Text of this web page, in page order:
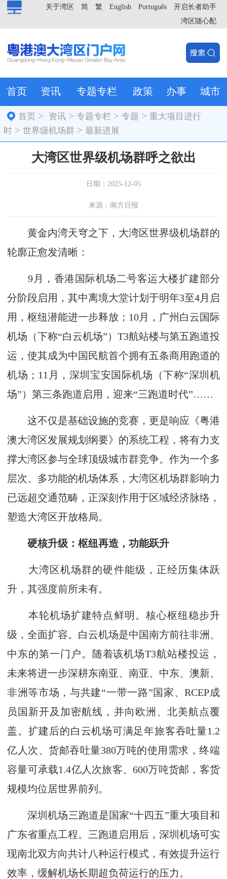
开启长者助手
Português
English
繁
简
关于湾区
湾区随心配
首页 资讯 专题专栏 政策 办事 城市
首页 > 资讯 >专题专栏 >专题 >重大项目进行
时 > 世界级机场群 > 最新进展
大湾区世界级机场群呼之欲出
日期：2025-12-05
来源：南方日报
黄金内湾天穹之下，大湾区世界级机场群的
轮廓正愈发清晰：
9月，香港国际机场二号客运大楼扩建部分
分阶段启用，其中离境大堂计划于明年3至4月启
用，枢纽潜能进一步释放；10月，广州白云国际
机场（下称“白云机场”）T3航站楼与第五跑道投
运，使其成为中国民航首个拥有五条商用跑道的
机场；11月，深圳宝安国际机场（下称“深圳机
场”）第三条跑道启用，迎来“三跑道时代”……
这不仅是基础设施的竞赛，更是响应《粤港
澳大湾区发展规划纲要》的系统工程，将有力支
撑大湾区参与全球顶级城市群竞争。作为一个多
层次、多功能的机场体系，大湾区机场群影响力
已远超交通范畴，正深刻作用于区域经济脉络，
塑造大湾区开放格局。
硬核升级：枢纽再造，功能跃升
大湾区机场群的硬件能级，正经历集体跃
升，其强度前所未有。
本轮机场扩建特点鲜明。核心枢纽稳步升
级，全面扩容。白云机场是中国南方前往非洲、
中东的第一门户。随着该机场T3航站楼投运，
未来将进一步深耕东南亚、南亚、中东、澳新、
非洲等市场，与共建“一带一路”国家、RCEP成
员国新开及加密航线，并向欧洲、北美航点覆
盖。扩建后的白云机场可满足年旅客吞吐量1.2
亿人次、货邮吞吐量380万吨的使用需求，终端
容量可承载1.4亿人次旅客、600万吨货邮，客货
规模均位居世界前列。
深圳机场三跑道是国家“十四五”重大项目和
广东省重点工程。三跑道启用后，深圳机场可实
现南北双方向共计八种运行模式，有效提升运行
效率，缓解机场长期超负荷运行的压力。